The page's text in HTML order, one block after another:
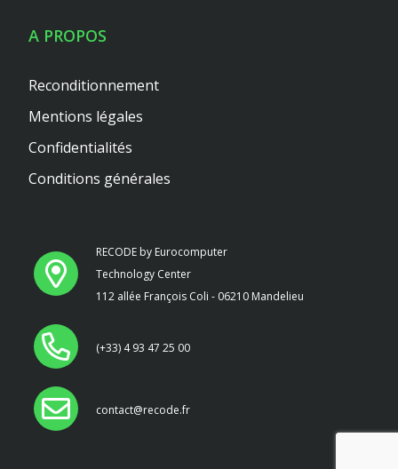
RECODE by Eurocomputer
Technology Center
112 allée François Coli - 06210 Mandelieu
(+33) 4 93 47 25 00
contact@recode.fr
A PROPOS
Reconditionnement
Mentions légales
Confidentialités
Conditions générales